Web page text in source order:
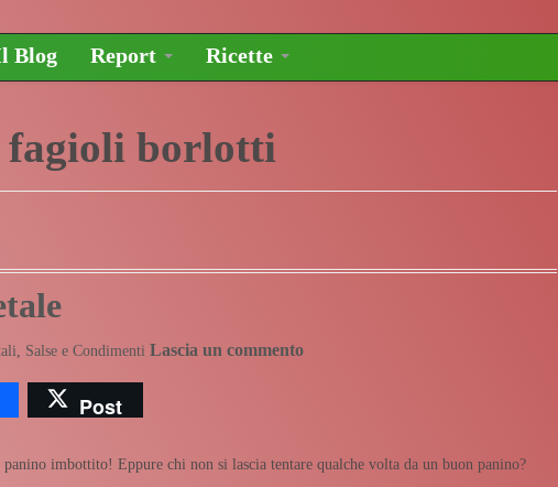
Blog Report Ricette
fagioli borlotti
Salse e Condimenti Lascia un commento
Post
panino imbottito! Eppure chi non si lascia tentare qualche volta da un buon panino?